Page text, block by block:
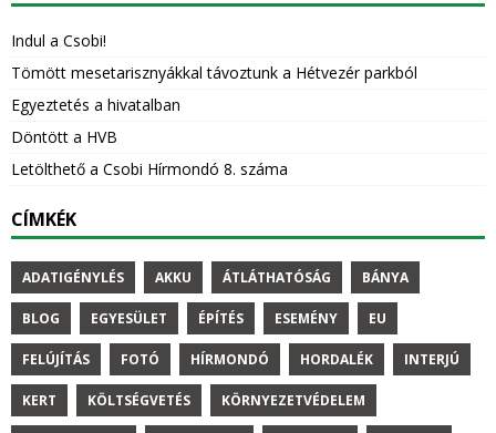
Indul a Csobi!
Tömött mesetarisznyákkal távoztunk a Hétvezér parkból
Egyeztetés a hivatalban
Döntött a HVB
Letölthető a Csobi Hírmondó 8. száma
CÍMKÉK
ADATIGÉNYLÉS AKKU ÁTLÁTHATÓSÁG BÁNYA
BLOG EGYESÜLET ÉPÍTÉS ESEMÉNY EU
FELÚJÍTÁS FOTÓ HÍRMONDÓ HORDALÉK INTERJÚ
KERT KÖLTSÉGVETÉS KÖRNYEZETVÉDELEM